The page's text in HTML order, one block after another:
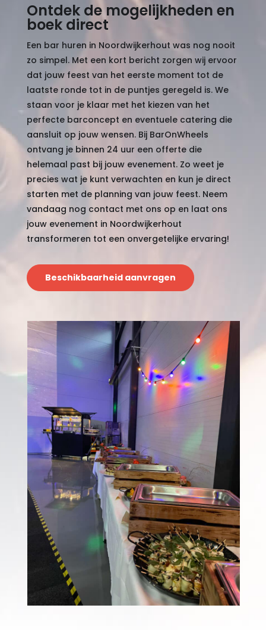
Ontdek de mogelijkheden en
boek direct
Een bar huren in Noordwijkerhout was nog nooit
zo simpel. Met een kort bericht zorgen wij ervoor
dat jouw feest van het eerste moment tot de
laatste ronde tot in de puntjes geregeld is. We
staan voor je klaar met het kiezen van het
perfecte barconcept en eventuele catering die
aansluit op jouw wensen. Bij BarOnWheels
ontvang je binnen 24 uur een offerte die
helemaal past bij jouw evenement. Zo weet je
precies wat je kunt verwachten en kun je direct
starten met de planning van jouw feest. Neem
vandaag nog contact met ons op en laat ons
jouw evenement in Noordwijkerhout
transformeren tot een onvergetelijke ervaring!
Beschikbaarheid aanvragen